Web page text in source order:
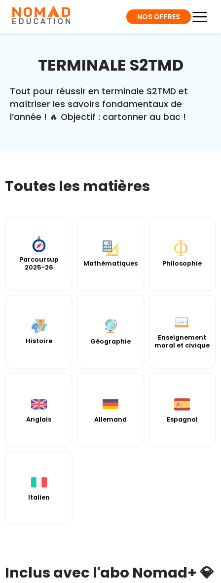
NOS OFFRES
TERMINALE S2TMD
Tout pour réussir en terminale S2TMD et
maîtriser les savoirs fondamentaux de
l’année ! 🔥 Objectif : cartonner au bac !
Toutes les matières
Parcoursup
2025-26
Mathématiques Philosophie
Histoire Géographie
Enseignement
moral et civique
Anglais Allemand Espagnol
Italien
Inclus avec l'abo Nomad+ 💎